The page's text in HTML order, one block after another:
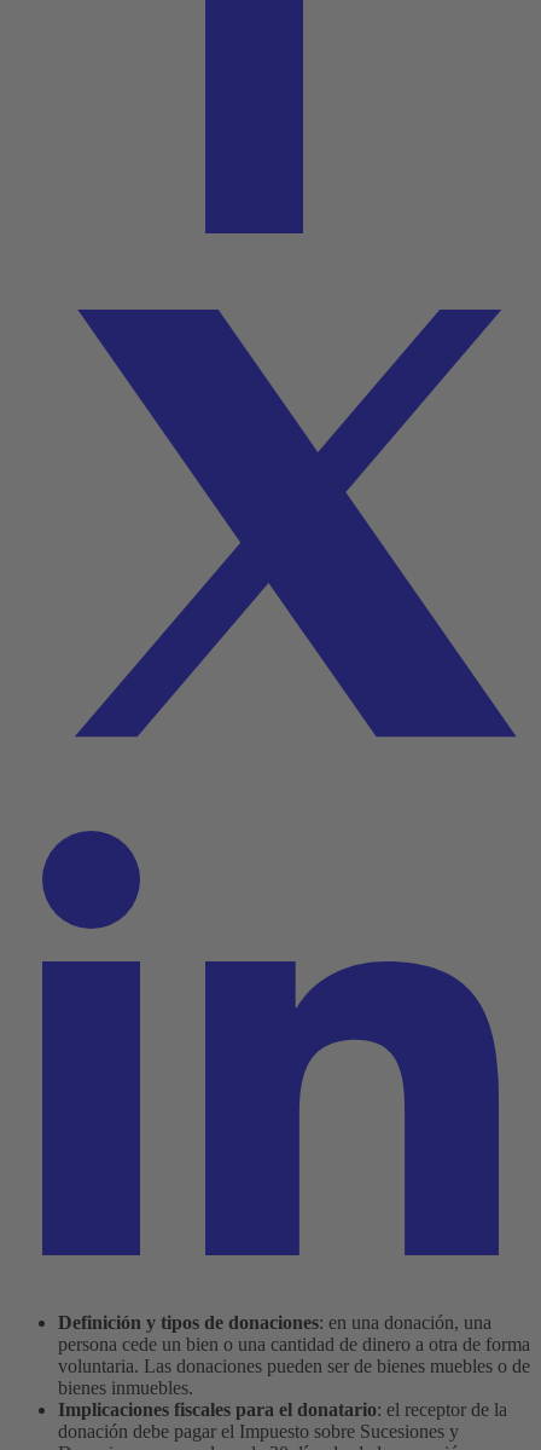
Definición y tipos de donaciones: en una donación, una
persona cede un bien o una cantidad de dinero a otra de forma
voluntaria. Las donaciones pueden ser de bienes muebles o de
bienes inmuebles.
Implicaciones fiscales para el donatario: el receptor de la
donación debe pagar el Impuesto sobre Sucesiones y